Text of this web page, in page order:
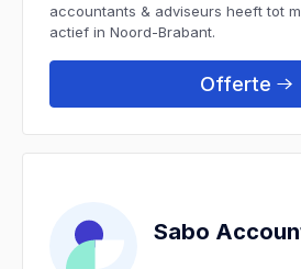
accountants & adviseurs heeft tot
actief in Noord-Brabant.
Offerte
Sabo